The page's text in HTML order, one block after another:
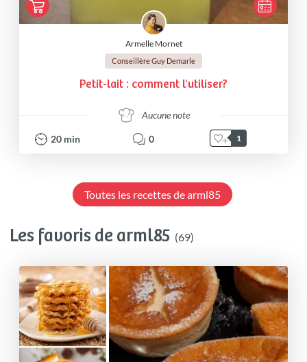
Armelle Mornet
Conseillère Guy Demarle
Petit-lait : comment l'utiliser?
Aucune note
20 min 0 1
Toutes les recettes de arml85
Les favoris de arml85 (69)